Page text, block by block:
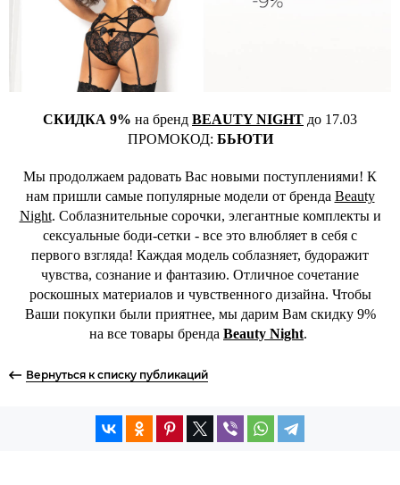
СКИДКА 9% на бренд BEAUTY NIGHT до 17.03
ПРОМОКОД: БЬЮТИ
Мы продолжаем радовать Вас новыми поступлениями! К
нам пришли самые популярные модели от бренда Beauty
Night. Соблазнительные сорочки, элегантные комплекты и
сексуальные боди-сетки - все это влюбляет в себя с
первого взгляда! Каждая модель соблазняет, будоражит
чувства, сознание и фантазию. Отличное сочетание
роскошных материалов и чувственного дизайна. Чтобы
Ваши покупки были приятнее, мы дарим Вам скидку 9%
на все товары бренда Beauty Night.
Вернуться к списку публикаций